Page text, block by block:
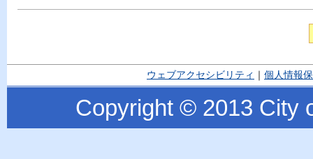
ウェブアクセシビリティ 個人情報
Copyright © 2013 City